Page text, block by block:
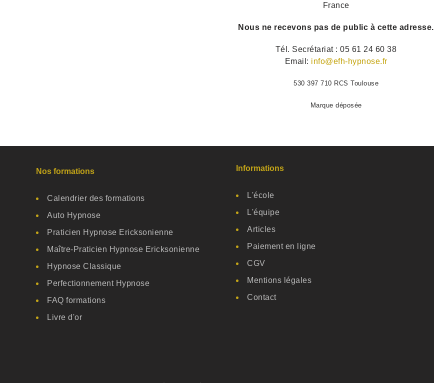
France
Nous ne recevons pas de public à cette adresse.
Tél. Secrétariat :05 61 24 60 38
Email: info@efh-hypnose.fr
530 397 710 RCS Toulouse
Marque déposée
Nos formations
Calendrier des formations
Auto Hypnose
Praticien Hypnose Ericksonienne
Maître-Praticien Hypnose Ericksonienne
Hypnose Classique
Perfectionnement Hypnose
FAQ formations
Livre d'or
Informations
L'école
L'équipe
Articles
Paiement en ligne
CGV
Mentions légales
Contact